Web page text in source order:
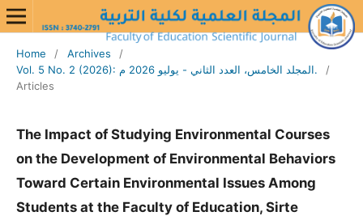
Home / Archives
/
Vol. 5 No. 2 (2026): المجلد الخامس، العدد الثاني - يوليو 2026 م.
/
Articles
The Impact of Studying Environmental Courses
on the Development of Environmental Behaviors
Toward Certain Environmental Issues Among
Students at the Faculty of Education, Sirte